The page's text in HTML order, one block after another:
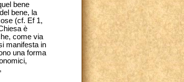
bene
del bene, la
(cf. Ef 1,
è
come via
manifesta in
una forma